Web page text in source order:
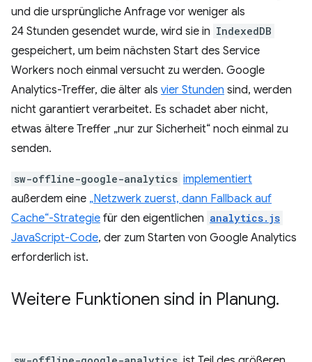
und die ursprüngliche Anfrage vor weniger als
24 Stunden gesendet wurde, wird sie in IndexedDB
gespeichert, um beim nächsten Start des Service
Workers noch einmal versucht zu werden. Google
Analytics-Treffer, die älter als vier Stunden sind, werden
nicht garantiert verarbeitet. Es schadet aber nicht,
etwas ältere Treffer „nur zur Sicherheit“ noch einmal zu
senden.
sw-offline-google-analytics implementiert
außerdem eine „Netzwerk zuerst, dann Fallback auf
Cache“-Strategie für den eigentlichen analytics.js
JavaScript-Code, der zum Starten von Google Analytics
erforderlich ist.
Weitere Funktionen sind in Planung.